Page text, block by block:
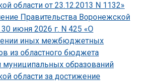
области от 23.12.2013 N 1132»
Правительства Воронежской
30 июня 2026 г. N 425 «О
иных межбюджетных
из областного бюджета
образований
области за достижение